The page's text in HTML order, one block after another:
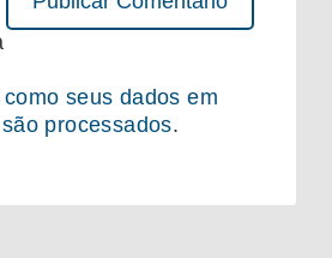
seus dados em
processados.